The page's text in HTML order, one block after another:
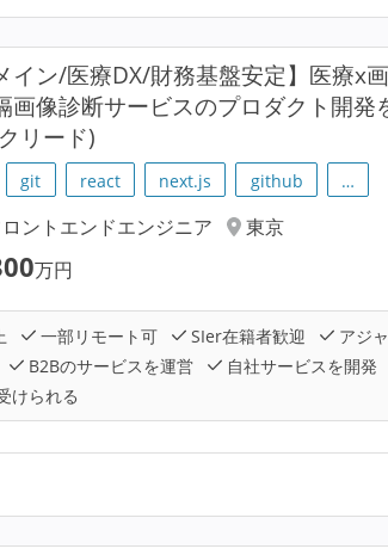
イン/医療DX/財務基盤安定】医療x
画像診断サービスのプロダクト開発
リード)
git react next.js github …
ントエンドエンジニア
東京
万円
一部リモート可 SIer在籍者歓迎
アジ
B2Bのサービスを運営
自社サービスを開発
けられる